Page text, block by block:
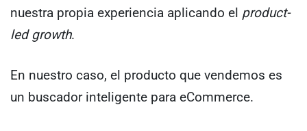
nuestra propia experiencia aplicando el product-
led growth.
En nuestro caso, el producto que vendemos es
un buscador inteligente para eCommerce.